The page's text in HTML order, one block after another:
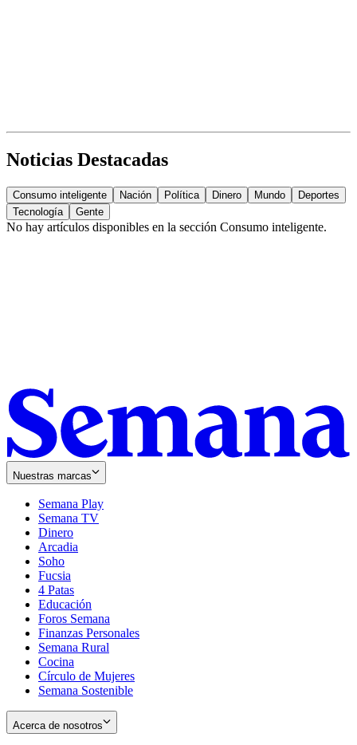
Noticias Destacadas
Consumo inteligente Nación Política Dinero Mundo
Deportes
Tecnología
Gente
No hay artículos disponibles en la sección Consumo inteligente.
Nuestras marcas
Semana Play
Semana TV
Dinero
Arcadia
Soho
in
new
window
Fucsia
in
new
window
4 Patas
Educación
Foros Semana
Finanzas Personales
Semana Rural
Cocina
Círculo de Mujeres
Semana Sostenible
Acerca de nosotros